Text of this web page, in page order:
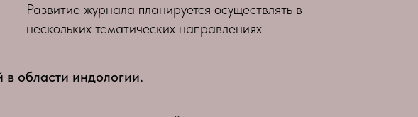
Развитие журнала планируется осуществлять в
нескольких тематических направлениях
области индологии.